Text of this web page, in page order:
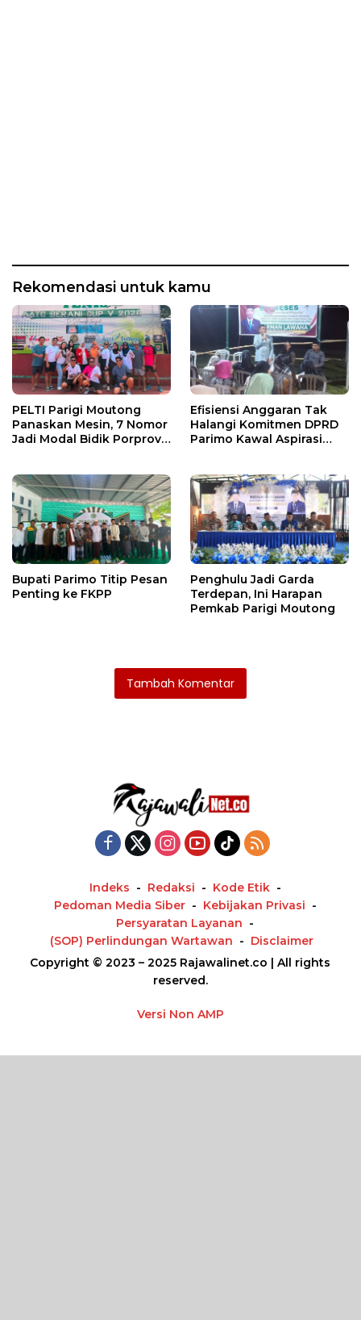
Rekomendasi untuk kamu
PELTI Parigi Moutong
Panaskan Mesin, 7 Nomor
Jadi Modal Bidik Porprov
Efisiensi Anggaran Tak
Halangi Komitmen DPRD
Parimo Kawal Aspirasi
Bupati Parimo Titip Pesan
Penting ke FKPP
Penghulu Jadi Garda
Terdepan, Ini Harapan
Pemkab Parigi Moutong
Tambah Komentar
Indeks Redaksi
Kode Etik
Pedoman Media Siber
Kebijakan Privasi
Persyaratan Layanan
(SOP) Perlindungan Wartawan
Disclaimer
Copyright © 2023 – 2025 Rajawalinet.co | All rights
reserved.
Versi Non AMP